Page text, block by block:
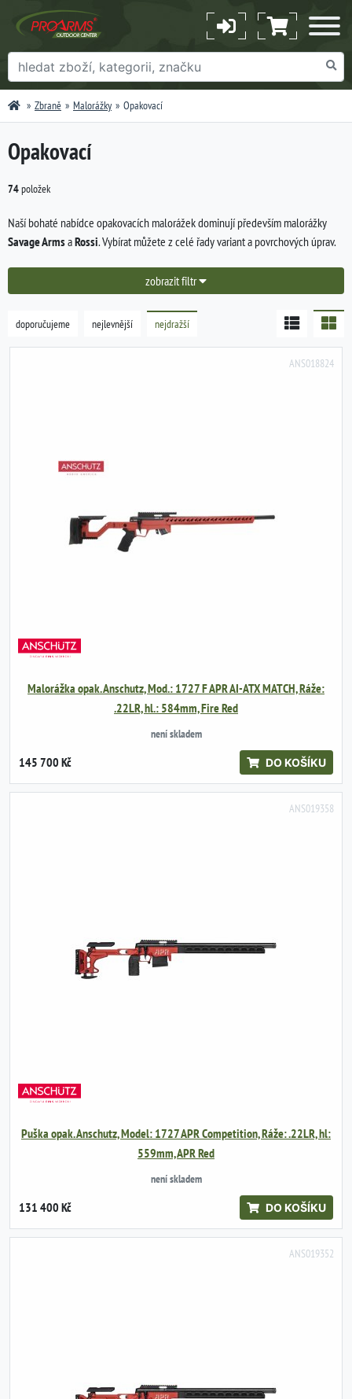
Zbraně Malorážky Opakovací
Opakovací
74položek
Naší bohaté nabídce opakovacích malorážek dominují především malorážky
Savage ArmsaRossi. Vybírat můžete z celé řady variant a povrchových úprav.
doporučujeme nejlevnější nejdražší
ANS018824
Malorážka opak. Anschutz, Mod.: 1727 F APR AI-ATX MATCH, Ráže:
.22LR, hl.: 584mm, Fire Red
není skladem
145 700 Kč DO KOŠÍKU
ANS019358
Puška opak. Anschutz, Model: 1727 APR Competition, Ráže: .22LR, hl:
559mm, APR Red
není skladem
131 400 Kč DO KOŠÍKU
ANS019352
zobrazit filtr